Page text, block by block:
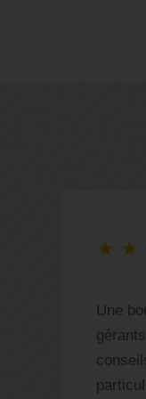
★ ★
Une